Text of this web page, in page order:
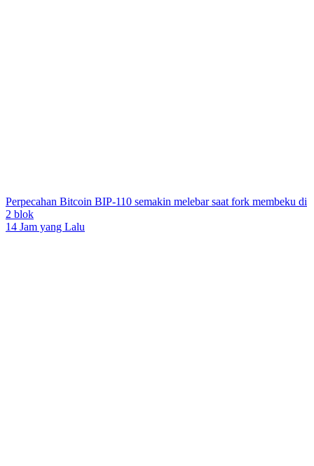
Perpecahan Bitcoin BIP-110 semakin melebar saat fork membeku di
2 blok
14 Jam yang Lalu